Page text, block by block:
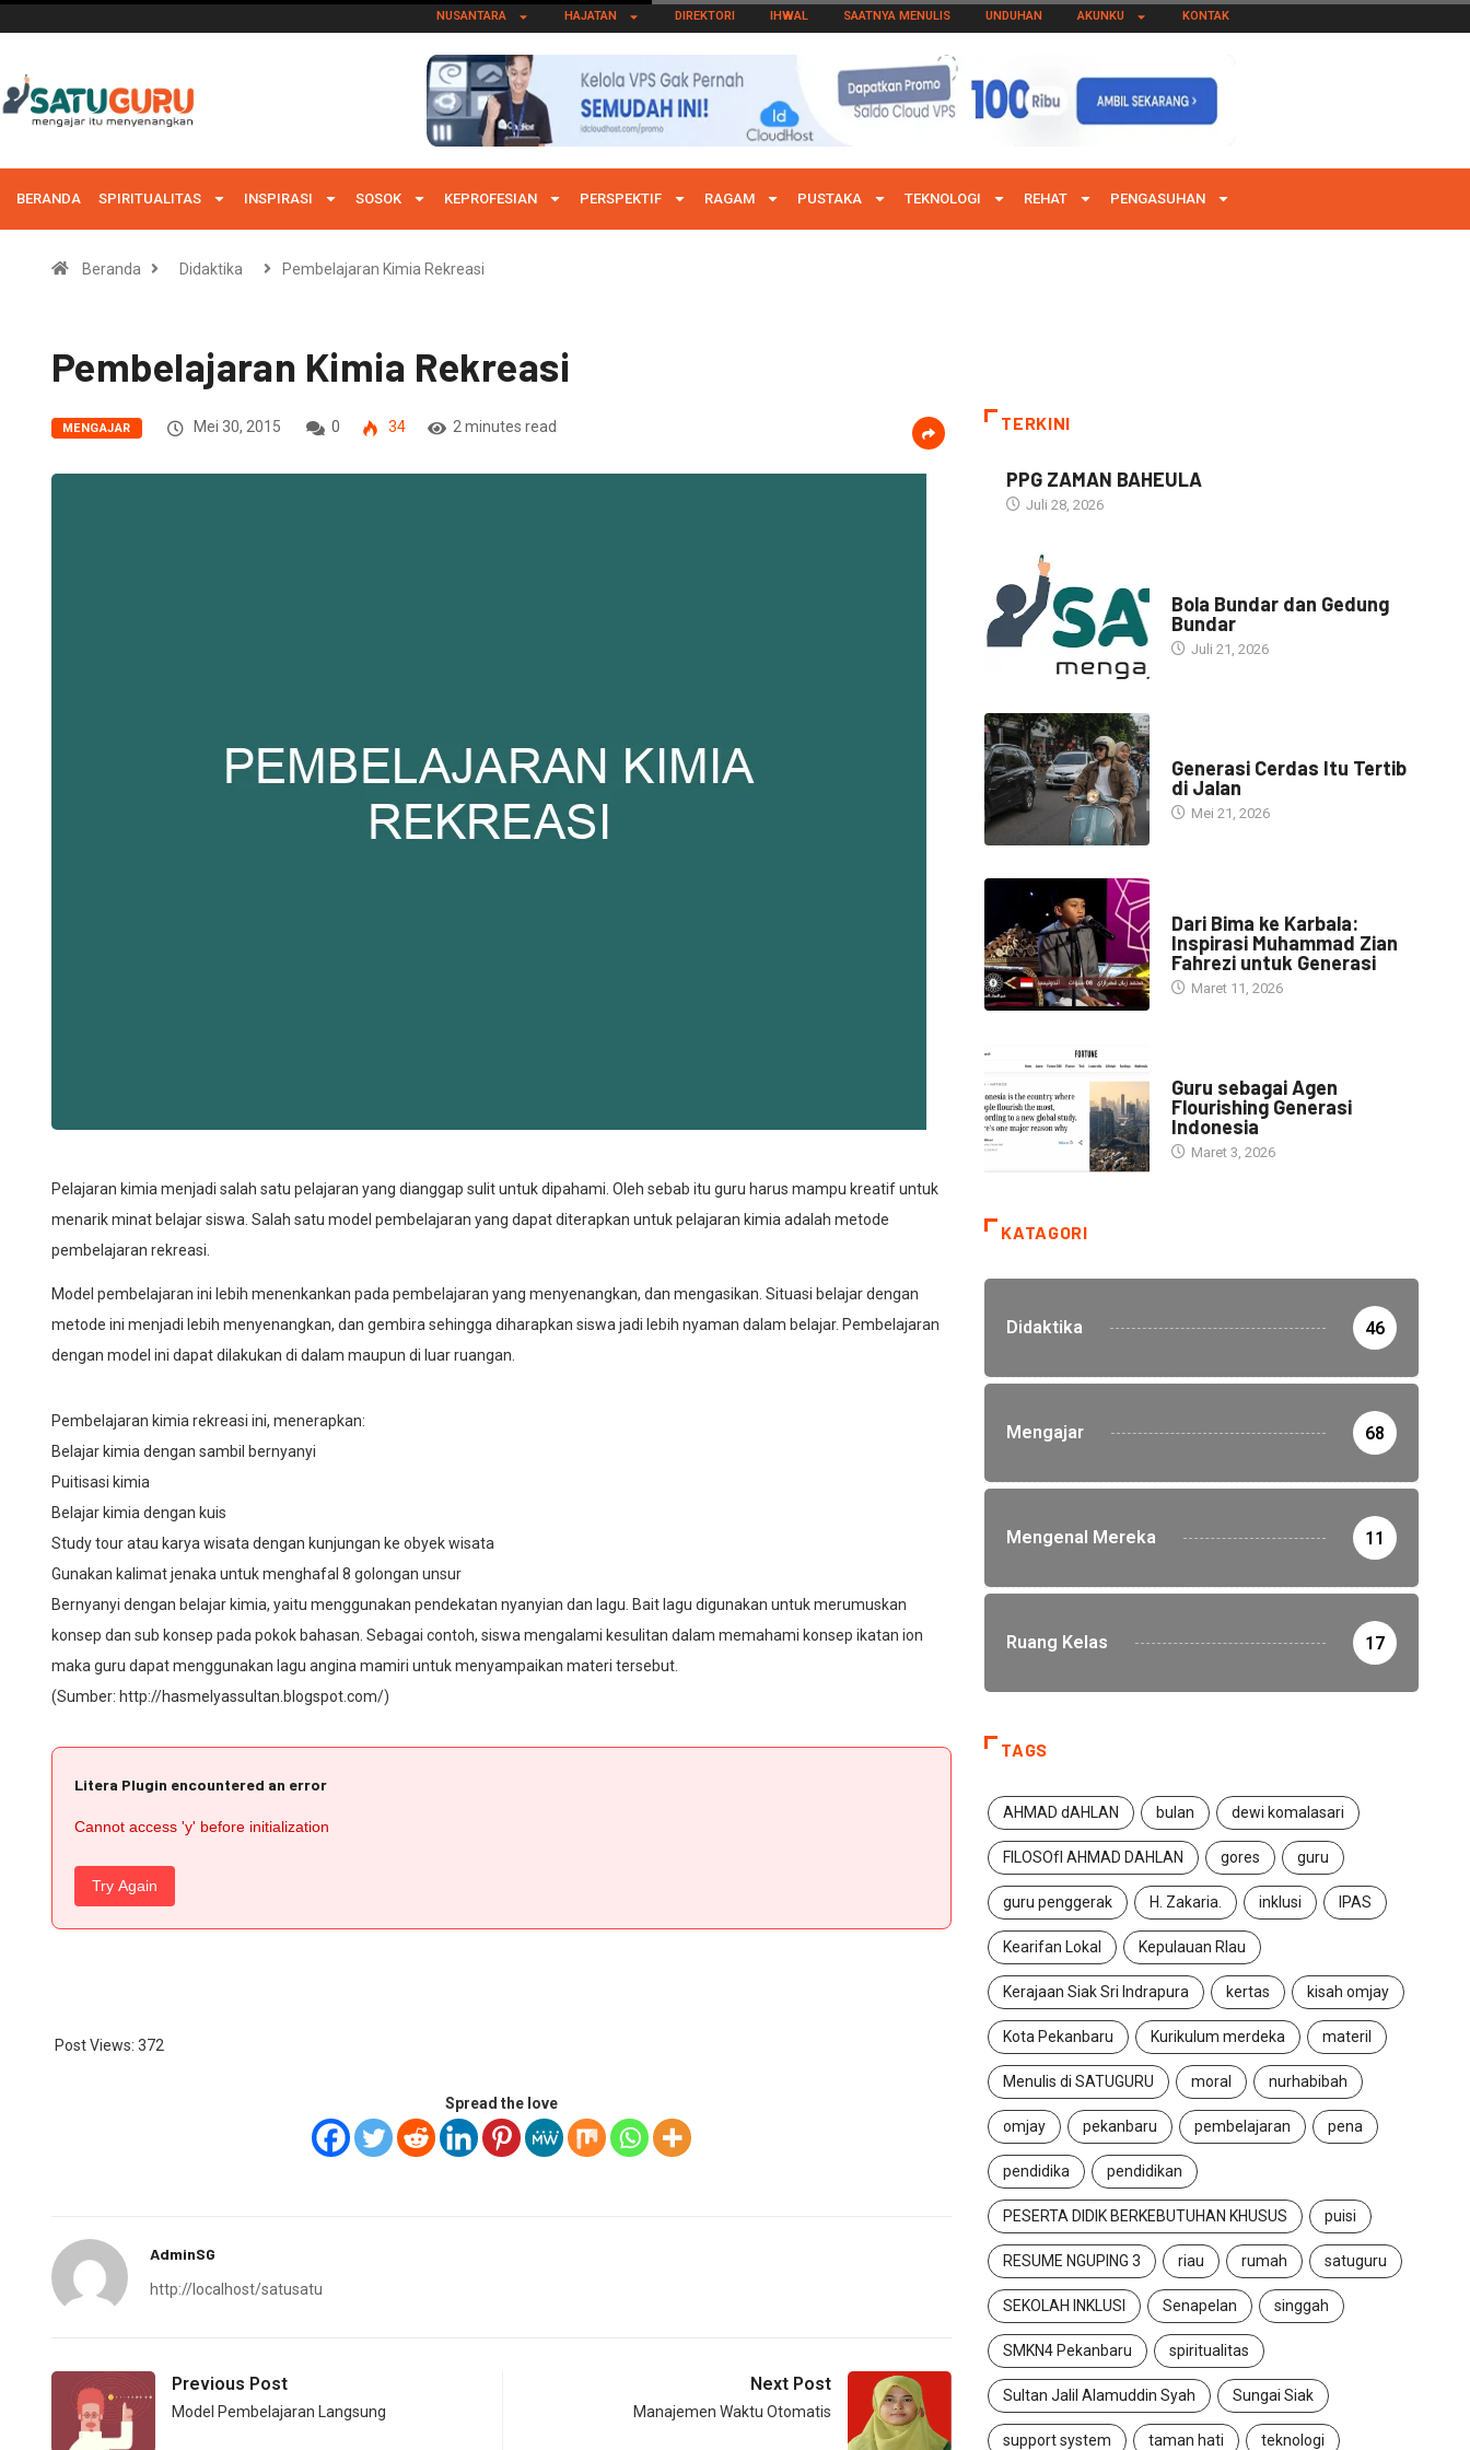
NUSANTARA HAJATAN DIREKTORI IHWAL SAATNYA MENULIS UNDUHAN AKUNKU KONTAK
BERANDA SPIRITUALITAS INSPIRASI SOSOK KEPROFESIAN PERSPEKTIF RAGAM PUSTAKA TEKNOLOGI REHAT PENGASUHAN
Beranda Didaktika Pembelajaran Kimia Rekreasi
Pembelajaran Kimia Rekreasi
MENGAJAR Mei 30, 2015 0 34 2 minutes read
Pelajaran kimia menjadi salah satu pelajaran yang dianggap sulit untuk dipahami. Oleh sebab itu guru harus mampu kreatif untuk
menarik minat belajar siswa. Salah satu model pembelajaran yang dapat diterapkan untuk pelajaran kimia adalah metode
pembelajaran rekreasi.
Model pembelajaran ini lebih menenkankan pada pembelajaran yang menyenangkan, dan mengasikan. Situasi belajar dengan
metode ini menjadi lebih menyenangkan, dan gembira sehingga diharapkan siswa jadi lebih nyaman dalam belajar. Pembelajaran
dengan model ini dapat dilakukan di dalam maupun di luar ruangan.
Pembelajaran kimia rekreasi ini, menerapkan:
Belajar kimia dengan sambil bernyanyi
Puitisasi kimia
Belajar kimia dengan kuis
Study tour atau karya wisata dengan kunjungan ke obyek wisata
Gunakan kalimat jenaka untuk menghafal 8 golongan unsur
Bernyanyi dengan belajar kimia, yaitu menggunakan pendekatan nyanyian dan lagu. Bait lagu digunakan untuk merumuskan
konsep dan sub konsep pada pokok bahasan. Sebagai contoh, siswa mengalami kesulitan dalam memahami konsep ikatan ion
maka guru dapat menggunakan lagu angina mamiri untuk menyampaikan materi tersebut.
(Sumber: http://hasmelyassultan.blogspot.com/)
Litera Plugin encountered an error
Cannot access 'y' before initialization
Try Again
Post Views: 372
Spread the love
AdminSG
http://localhost/satusatu
Previous Post
Model Pembelajaran Langsung
Next Post
Manajemen Waktu Otomatis
TERKINI
PPG ZAMAN BAHEULA
Juli 28, 2026
Bola Bundar dan Gedung
Bundar
Juli 21, 2026
Generasi Cerdas Itu Tertib
di Jalan
Mei 21, 2026
Dari Bima ke Karbala:
Inspirasi Muhammad Zian
Fahrezi untuk Generasi
Maret 11, 2026
Guru sebagai Agen
Flourishing Generasi
Indonesia
Maret 3, 2026
KATAGORI
Didaktika 46
Mengajar 68
Mengenal Mereka 11
Ruang Kelas 17
TAGS
AHMAD dAHLAN bulan dewi komalasari
FILOSOfI AHMAD DAHLAN gores guru
guru penggerak H. Zakaria. inklusi IPAS
Kearifan Lokal Kepulauan RIau
Kerajaan Siak Sri Indrapura kertas kisah omjay
Kota Pekanbaru Kurikulum merdeka materil
Menulis di SATUGURU moral nurhabibah
omjay pekanbaru pembelajaran pena
pendidika pendidikan
PESERTA DIDIK BERKEBUTUHAN KHUSUS puisi
RESUME NGUPING 3 riau rumah satuguru
SEKOLAH INKLUSI Senapelan singgah
SMKN4 Pekanbaru spiritualitas
Sultan Jalil Alamuddin Syah Sungai Siak
support system taman hati teknologi